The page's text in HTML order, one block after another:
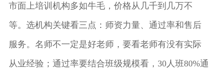
市面上培训机构多如牛毛，价格从几千到几万不
等。选机构关键看三点：师资力量、通过率和售后
服务。名师不一定是好老师，要看老师有没有实际
从业经验；通过率要结合班级规模看，30人班80%通